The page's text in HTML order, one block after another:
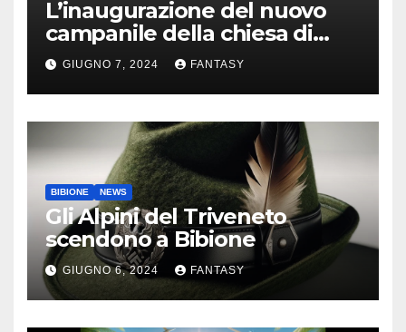
L’inaugurazione del nuovo
campanile della chiesa di
Santa Maria Assunta di
Bibione
GIUGNO 7, 2024 FANTASY
BIBIONE NEWS
Gli Alpini del Triveneto
scendono a Bibione
GIUGNO 6, 2024 FANTASY